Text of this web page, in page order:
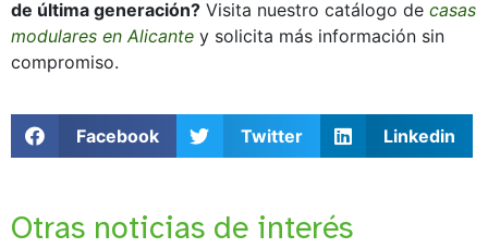
de última generación? Visita nuestro catálogo de casas
modulares en Alicante y solicita más información sin
compromiso.
Facebook Twitter Linkedin
Otras noticias de interés